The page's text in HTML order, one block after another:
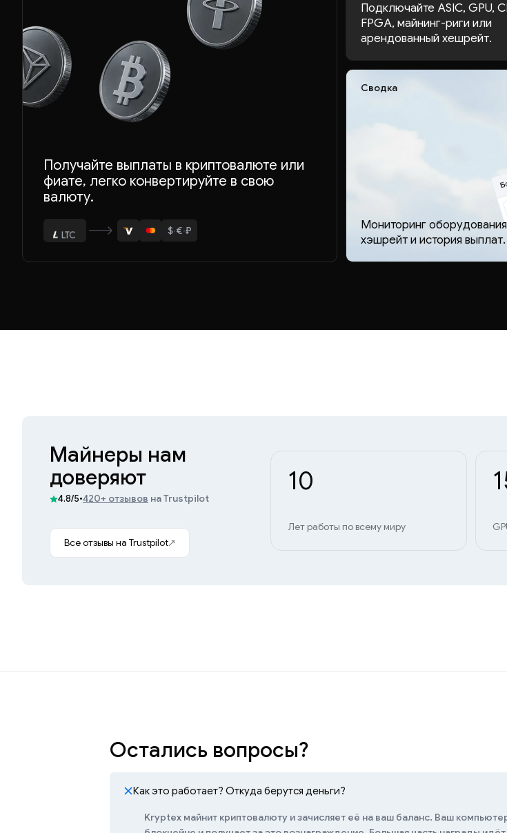
Сводка
Мониторинг
хэшрейт и история выплат.
Подключайте ASIC, GPU,
FPGA, майнинг-риги или
арендованный хешрейт.
Получайте выплаты в криптовалюте или
фиате, легко конвертируйте в свою
валюту.
ETH
BTC
LTC
$·€·₽
Майнеры нам
доверяют
4.8/5•420+ отзывов на Trustpilot
Все отзывы на Trustpilot
10
Лет работы по всему миру
Остались вопросы?
Как это работает? Откуда берутся деньги?
Kryptex майнит криптовалюту и зачисляет её на ваш баланс. Ваш